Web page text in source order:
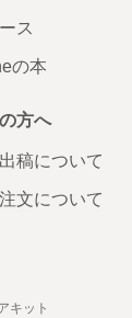
ス
の本
方へ
稿について
文について
キット